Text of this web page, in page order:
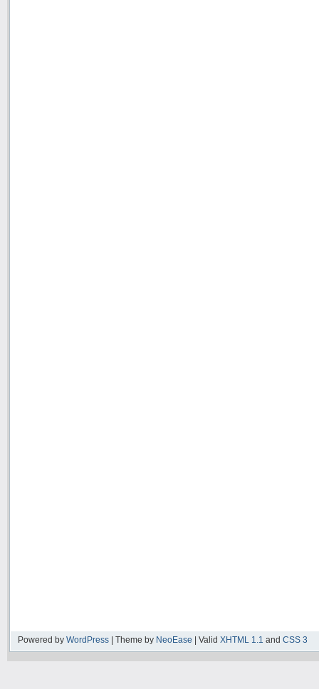
Powered by WordPress | Theme by NeoEase | Valid XHTML 1.1 and CSS 3